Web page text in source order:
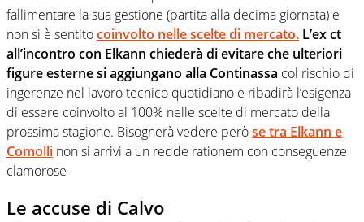
fallimentare la sua gestione (partita alla decima giornata) e
non si è sentitocoinvolto nelle scelte di mercato. L’ex ct
all’incontro con Elkann chiederà di evitare che ulteriori
figure esterne si aggiungano alla Continassa col rischio di
ingerenze nel lavoro tecnico quotidiano e ribadirà l’esigenza
di essere coinvolto al 100% nelle scelte di mercato della
prossima stagione. Bisognerà vedere peròse tra Elkann e
Comolli non si arrivi a un redde rationem con conseguenze
clamorose-
Le accuse di Calvo